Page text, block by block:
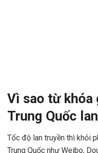
Vì sao từ khóa
Trung Quốc
Tốc độ lan truyền thì khỏi
Trung Quốc như Weibo,